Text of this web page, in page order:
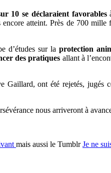
10 se déclaraient favorables
atteint. Près de 700 mille
d’études sur laprotection
des pratiques allant à
Gaillard, ont été rejetés,
nous arriveront à
mais aussi le TumblrJe ne